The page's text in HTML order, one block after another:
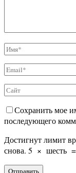
Сохранить мое
последующего
Достигнут лимит
снова. 5 × шесть =